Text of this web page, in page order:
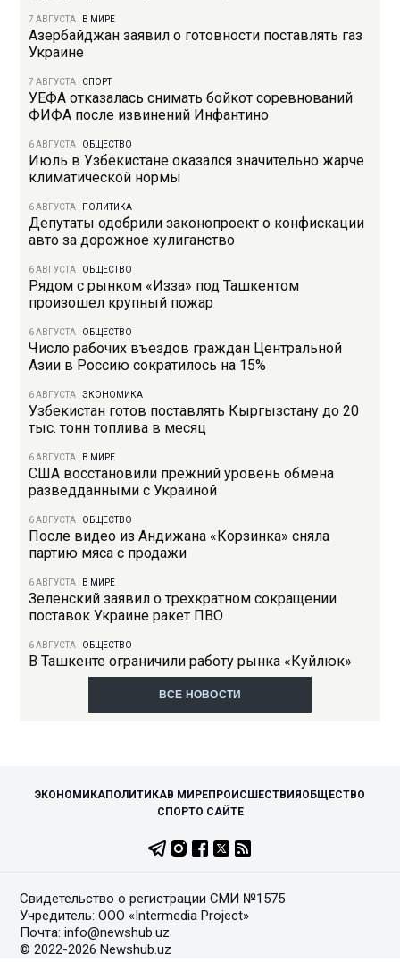
7 АВГУСТА В МИРЕ
Азербайджан заявил о готовности поставлять газ
Украине
7 АВГУСТА СПОРТ
УЕФА отказалась снимать бойкот соревнований
ФИФА после извинений Инфантино
6 АВГУСТА ОБЩЕСТВО
Июль в Узбекистане оказался значительно жарче
климатической нормы
6 АВГУСТА ПОЛИТИКА
Депутаты одобрили законопроект о конфискации
авто за дорожное хулиганство
6 АВГУСТА ОБЩЕСТВО
Рядом с рынком «Изза» под Ташкентом
произошел крупный пожар
6 АВГУСТА ОБЩЕСТВО
Число рабочих въездов граждан Центральной
Азии в Россию сократилось на 15%
6 АВГУСТА |ЭКОНОМИКА
Узбекистан готов поставлять Кыргызстану до 20
тыс. тонн топлива в месяц
6 АВГУСТА В МИРЕ
США восстановили прежний уровень обмена
разведданными с Украиной
6 АВГУСТА ОБЩЕСТВО
После видео из Андижана «Корзинка» сняла
партию мяса с продажи
6 АВГУСТА В МИРЕ
Зеленский заявил о трехкратном сокращении
поставок Украине ракет ПВО
6 АВГУСТА ОБЩЕСТВО
В Ташкенте ограничили работу рынка «Куйлюк»
ВСЕ НОВОСТИ
ЭКОНОМИКАПОЛИТИКАВ МИРЕПРОИСШЕСТВИЯ ОБЩЕСТВО
СПОРТО САЙТЕ
Свидетельство о регистрации СМИ №1575
Учредитель: ООО «Intermedia Project»
Почта: info@newshub.uz
© 2022-2026 Newshub.uz